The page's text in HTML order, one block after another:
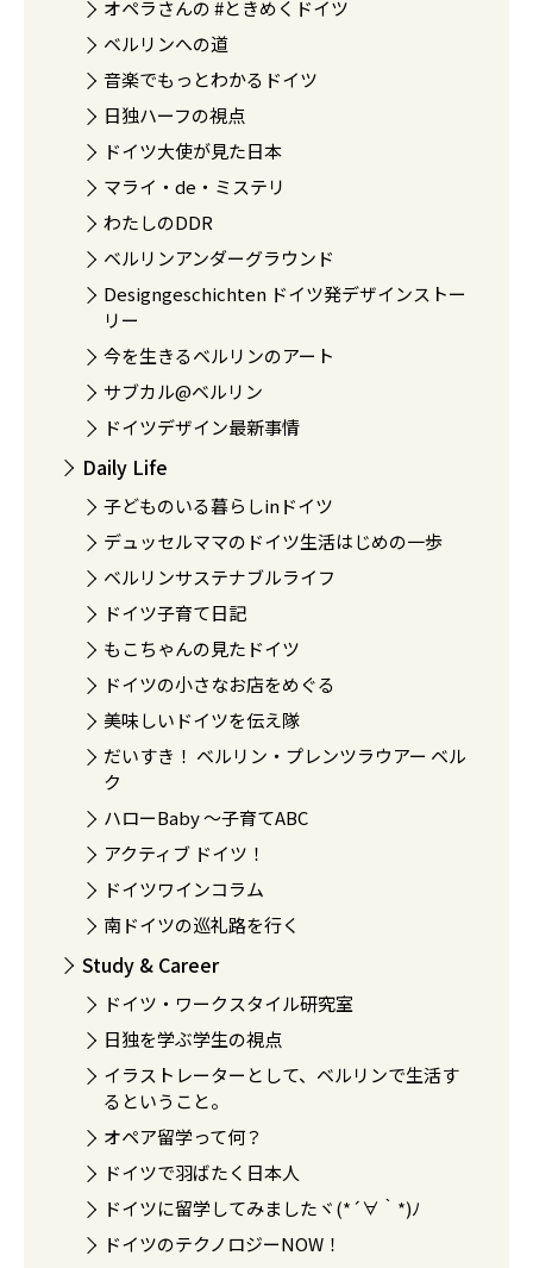
オペラさんの #ときめくドイツ
ベルリンへの道
音楽でもっとわかるドイツ
日独ハーフの視点
ドイツ大使が見た日本
マライ・de・ミステリ
わたしのDDR
ベルリンアンダーグラウンド
Designgeschichten ドイツ発デザインストー
リー
今を生きるベルリンのアート
サブカル@ベルリン
ドイツデザイン最新事情
Daily Life
子どものいる暮らしinドイツ
デュッセルママのドイツ生活はじめの一歩
ベルリンサステナブルライフ
ドイツ子育て日記
もこちゃんの見たドイツ
ドイツの小さなお店をめぐる
美味しいドイツを伝え隊
だいすき！ ベルリン・プレンツラウアー ベル
ク
ハローBaby 〜子育てABC
アクティブ ドイツ！
ドイツワインコラム
南ドイツの巡礼路を行く
Study & Career
ドイツ・ワークスタイル研究室
日独を学ぶ学生の視点
イラストレーターとして、ベルリンで生活す
るということ。
オペア留学って何？
ドイツで羽ばたく日本人
ドイツに留学してみましたヾ(*´∀｀*)ﾉ
ドイツのテクノロジーNOW！